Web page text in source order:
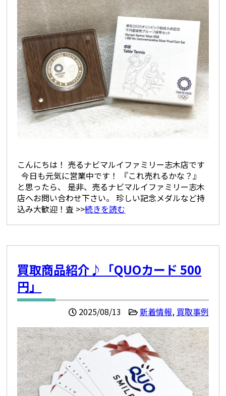
こんにちは！ 売るナビマルイファミリー志木店です
今日も元気に営業中です！ 『これ売れるかな？』
と思ったら、 是非、売るナビマルイファミリー志木
店へお問い合わせ下さい。 珍しい記念メダルなど持
込み大歓迎！査 >>続きを読む
買取商品紹介♪「QUOカード 500
円」
2025/08/13 新着情報, 買取事例